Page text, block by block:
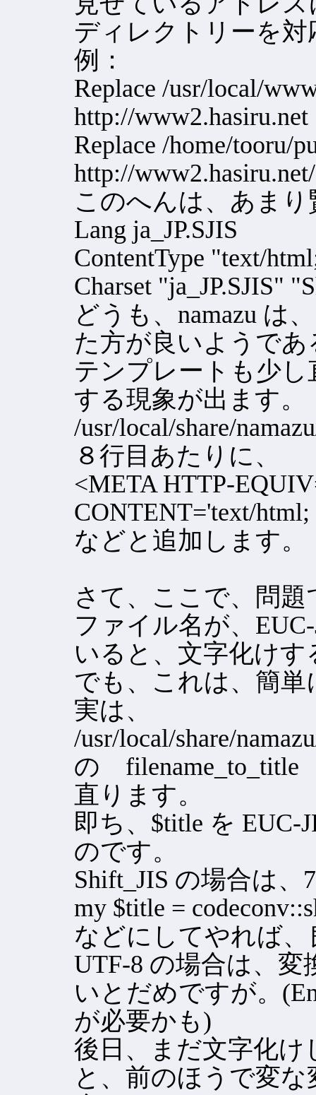
ディレクトリーを対
例：
Replace /usr/local/
http://www2.hasiru.net
Replace /home/tooru/
http://
このへんは、あま
Lang ja_JP.SJIS
ContentType "text/
Charset "ja_JP.SJIS"
どうも、namazu は
た方が良いようであ
テンプレートも少
する現象が出ます。
/usr/local/share/
８行目あたりに、
<META HTTP-
CONTENT='text/html;
などと追加します。
さて、ここで、問題
ファイル名が、
いると、文字化け
でも、これは、簡単
実は、
/usr/local/share/
の
直ります。
即ち、$title を EUC-
のです。
Shift_JIS の場合は
my $title =
などにしてやれば
UTF-8 の場合は、
いとだめですが。
が必要かも)
後日、まだ文字化
と、前のほうで変